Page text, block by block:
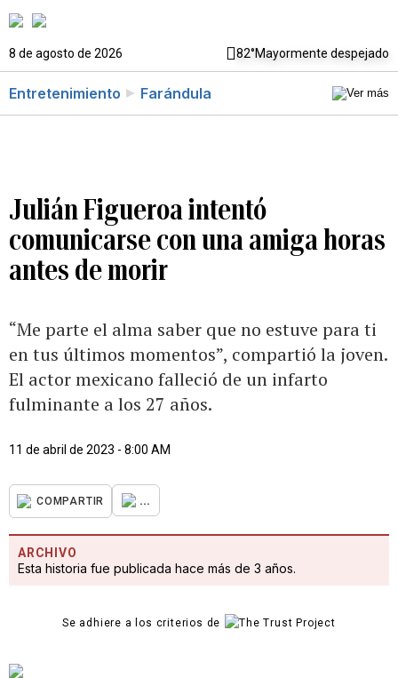
8 de agosto de 2026 82°Mayormente despejado
Entretenimiento Farándula
Julián Figueroa intentó
comunicarse con una amiga horas
antes de morir
“Me parte el alma saber que no estuve para ti
en tus últimos momentos”, compartió la joven.
El actor mexicano falleció de un infarto
fulminante a los 27 años.
11 de abril de 2023 - 8:00 AM
COMPARTIR ...
ARCHIVO
Esta historia fue publicada hace más de 3 años.
Se adhiere a los criterios de